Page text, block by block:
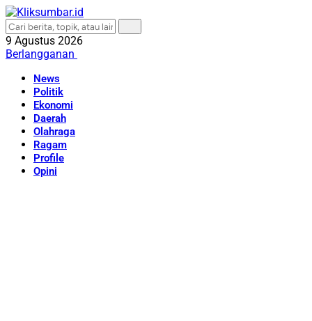
9 Agustus 2026
Berlangganan
News
Politik
Ekonomi
Daerah
Olahraga
Ragam
Profile
Opini